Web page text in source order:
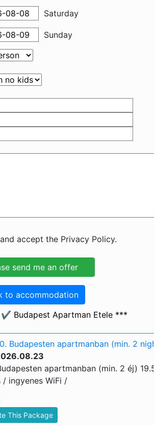
Saturday
Sunday
accept the Privacy Policy.
to accommodation
✔️ Budapest Apartman Etele ***
Budapesten apartmanban (min. 2
apartmanban (min. 2 éj)
ingyenes WiFi /
This Package